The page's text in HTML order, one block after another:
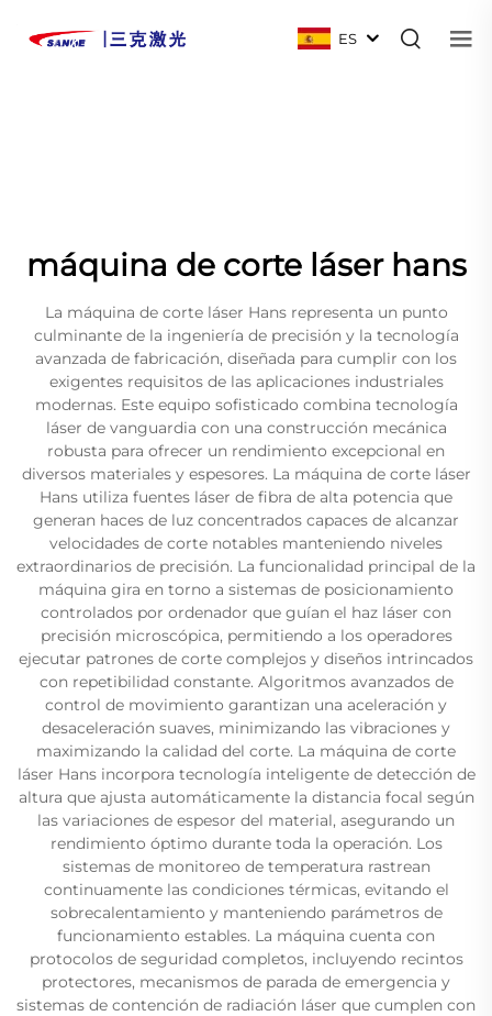
ES
máquina de corte láser hans
La máquina de corte láser Hans representa un punto
culminante de la ingeniería de precisión y la tecnología
avanzada de fabricación, diseñada para cumplir con los
exigentes requisitos de las aplicaciones industriales
modernas. Este equipo sofisticado combina tecnología
láser de vanguardia con una construcción mecánica
robusta para ofrecer un rendimiento excepcional en
diversos materiales y espesores. La máquina de corte láser
Hans utiliza fuentes láser de fibra de alta potencia que
generan haces de luz concentrados capaces de alcanzar
velocidades de corte notables manteniendo niveles
extraordinarios de precisión. La funcionalidad principal de la
máquina gira en torno a sistemas de posicionamiento
controlados por ordenador que guían el haz láser con
precisión microscópica, permitiendo a los operadores
ejecutar patrones de corte complejos y diseños intrincados
con repetibilidad constante. Algoritmos avanzados de
control de movimiento garantizan una aceleración y
desaceleración suaves, minimizando las vibraciones y
maximizando la calidad del corte. La máquina de corte
láser Hans incorpora tecnología inteligente de detección de
altura que ajusta automáticamente la distancia focal según
las variaciones de espesor del material, asegurando un
rendimiento óptimo durante toda la operación. Los
sistemas de monitoreo de temperatura rastrean
continuamente las condiciones térmicas, evitando el
sobrecalentamiento y manteniendo parámetros de
funcionamiento estables. La máquina cuenta con
protocolos de seguridad completos, incluyendo recintos
protectores, mecanismos de parada de emergencia y
sistemas de contención de radiación láser que cumplen con